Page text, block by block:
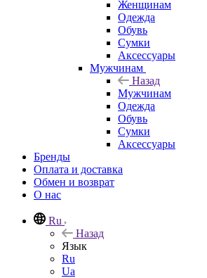
Женщинам
Одежда
Обувь
Сумки
Аксессуары
Мужчинам
Назад
Мужчинам
Одежда
Обувь
Сумки
Аксессуары
Бренды
Оплата и доставка
Обмен и возврат
О нас
Ru
Назад
Язык
Ru
Ua